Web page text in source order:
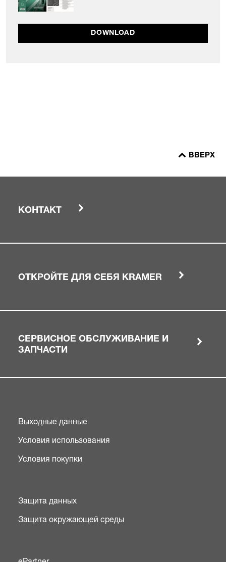
DOWNLOAD
ВВЕРХ
КОНТАКТ
ОТКРОЙТЕ ДЛЯ СЕБЯ KRAMER
СЕРВИСНОЕ ОБСЛУЖИВАНИЕ И
ЗАПЧАСТИ
Выходные данные
Условия использования
Условия покупки
Защита данных
Защита окружающей среды